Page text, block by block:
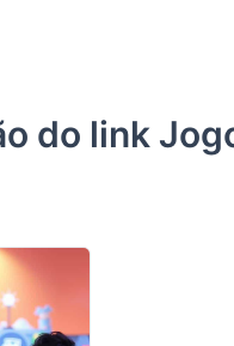
do link